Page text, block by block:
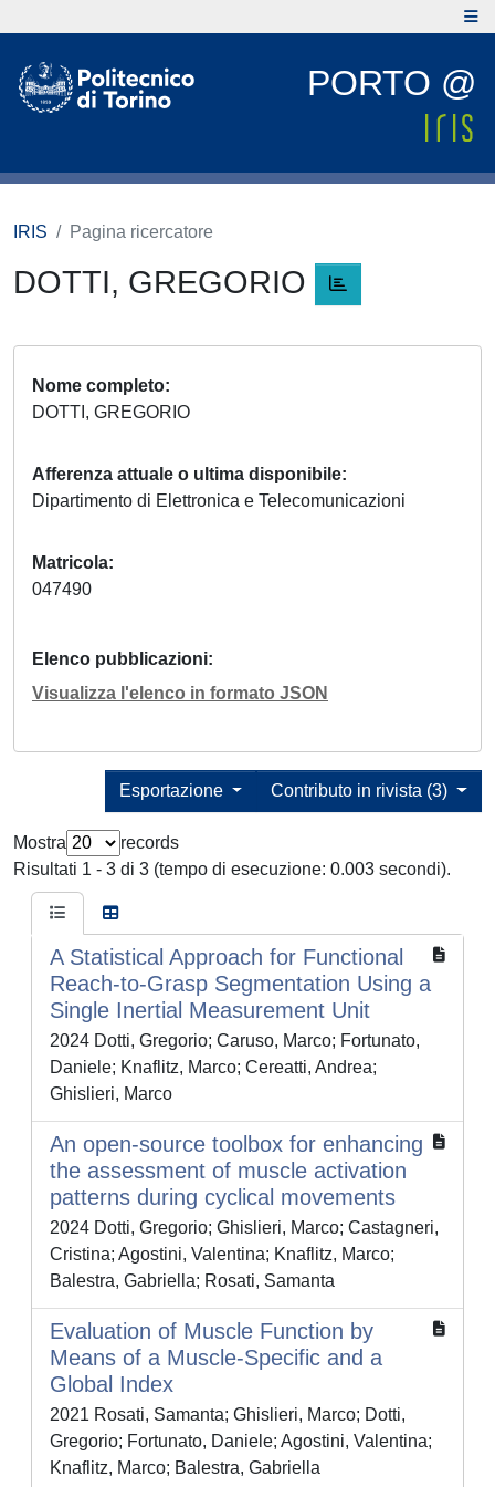
PORTO @
IRIS Pagina ricercatore
DOTTI, GREGORIO
Nome completo
DOTTI, GREGORIO
Afferenza attuale o ultima disponibile
Dipartimento di Elettronica e Telecomunicazioni
Matricola
047490
Elenco pubblicazioni
Visualizza l'elenco in formato JSON
Contributo in rivista (3)
Esportazione
Mostra
records
Risultati 1 - 3 di 3 (tempo di esecuzione: 0.003 secondi).
A Statistical Approach for Functional
Reach-to-Grasp Segmentation Using a
Single Inertial Measurement Unit
2024 Dotti, Gregorio; Caruso, Marco; Fortunato,
Daniele; Knaflitz, Marco; Cereatti, Andrea;
Ghislieri, Marco
An open-source toolbox for enhancing
the assessment of muscle activation
patterns during cyclical movements
2024 Dotti, Gregorio; Ghislieri, Marco; Castagneri,
Cristina; Agostini, Valentina; Knaflitz, Marco;
Balestra, Gabriella; Rosati, Samanta
Evaluation of Muscle Function by
Means of a Muscle-Specific and a
Global Index
2021 Rosati, Samanta; Ghislieri, Marco; Dotti,
Gregorio; Fortunato, Daniele; Agostini, Valentina;
Knaflitz, Marco; Balestra, Gabriella